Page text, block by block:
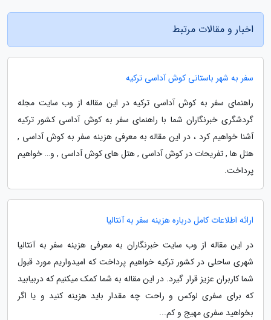
اخبار و مقالات مرتبط
سفر به شهر باستانی کوش آداسی ترکیه
راهنمای سفر به کوش آداسی ترکیه در این مقاله از وب سایت مجله
گردشگری خبرنگاران شما با راهنمای سفر به کوش آداسی کشور ترکیه
آشنا خواهیم کرد ، در این مقاله به معرفی هزینه سفر به کوش آداسی ,
هتل ها , تفریحات در کوش آداسی , هتل های کوش آداسی , و… خواهیم
پرداخت.
ارائه اطلاعات کامل درباره هزینه سفر به آنتالیا
در این مقاله از وب سایت خبرنگاران به معرفی هزینه سفر به آنتالیا
شهری ساحلی در کشور ترکیه خواهیم پرداخت که امیدواریم مورد قبول
شما کاربران عزیز قرار گیرد. در این مقاله به شما کمک میکنیم که دربیابید
که برای سفری لوکس و راحت چه مقدار باید هزینه کنید و یا اگر
بخواهید سفری مهیج و کم...